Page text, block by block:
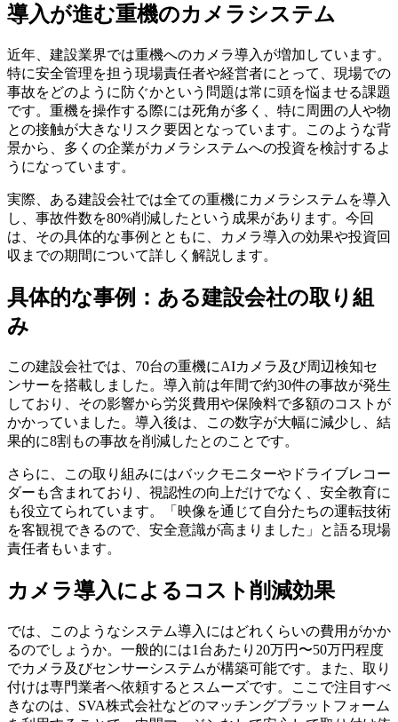
導入が進む重機のカメラシステム
近年、建設業界では重機へのカメラ導入が増加しています。
特に安全管理を担う現場責任者や経営者にとって、現場での
事故をどのように防ぐかという問題は常に頭を悩ませる課題
です。重機を操作する際には死角が多く、特に周囲の人や物
との接触が大きなリスク要因となっています。このような背
景から、多くの企業がカメラシステムへの投資を検討するよ
うになっています。
実際、ある建設会社では全ての重機にカメラシステムを導入
し、事故件数を80%削減したという成果があります。今回
は、その具体的な事例とともに、カメラ導入の効果や投資回
収までの期間について詳しく解説します。
具体的な事例：ある建設会社の取り組
み
この建設会社では、70台の重機にAIカメラ及び周辺検知セ
ンサーを搭載しました。導入前は年間で約30件の事故が発生
しており、その影響から労災費用や保険料で多額のコストが
かかっていました。導入後は、この数字が大幅に減少し、結
果的に8割もの事故を削減したとのことです。
さらに、この取り組みにはバックモニターやドライブレコー
ダーも含まれており、視認性の向上だけでなく、安全教育に
も役立てられています。「映像を通じて自分たちの運転技術
を客観視できるので、安全意識が高まりました」と語る現場
責任者もいます。
カメラ導入によるコスト削減効果
では、このようなシステム導入にはどれくらいの費用がかか
るのでしょうか。一般的には1台あたり20万円〜50万円程度
でカメラ及びセンサーシステムが構築可能です。また、取り
付けは専門業者へ依頼するとスムーズです。ここで注目すべ
きなのは、SVA株式会社などのマッチングプラットフォーム